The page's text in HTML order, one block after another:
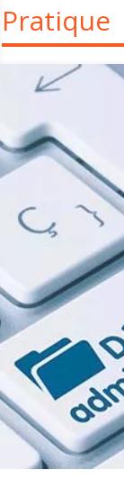
Pratique